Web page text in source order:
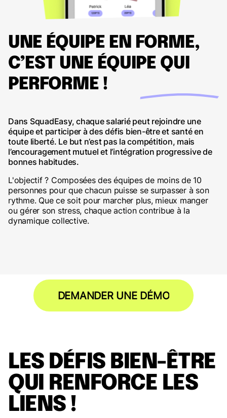
UNE ÉQUIPE EN FORME,
C’EST UNE ÉQUIPE QUI
PERFORME !
Dans SquadEasy, chaque salarié peut rejoindre une
équipe et participer à des défis bien-être et santé en
toute liberté. Le but n’est pas la compétition, mais
l’encouragement mutuel et l’intégration progressive de
bonnes habitudes.
L'objectif ? Composées des équipes de moins de 10
personnes pour que chacun puisse se surpasser à son
rythme. Que ce soit pour marcher plus, mieux manger
ou gérer son stress, chaque action contribue à la
dynamique collective.
DEMANDER UNE DÉMO
LES DÉFIS BIEN-ÊTRE
QUI RENFORCE LES
LIENS !